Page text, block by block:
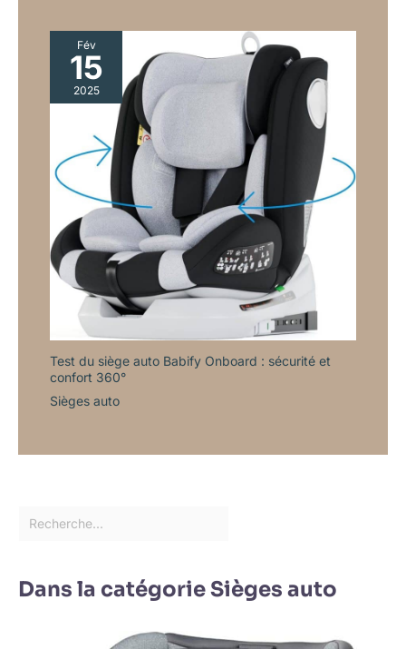
Fév
15
2025
Test du siège auto Babify Onboard : sécurité et
confort 360°
Sièges auto
Dans la catégorie Sièges auto